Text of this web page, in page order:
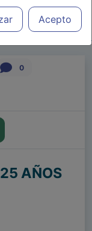
y decidir, en
a lasAcepto
|
0
AÑOS